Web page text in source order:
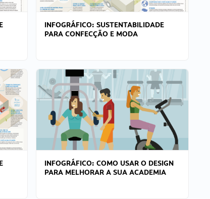
INFOGRÁFICO: SUSTENTABILIDADE
PARA CONFECÇÃO E MODA
INFOGRÁFICO: COMO USAR O DESIGN
PARA MELHORAR A SUA ACADEMIA